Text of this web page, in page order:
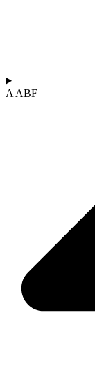
A ABF